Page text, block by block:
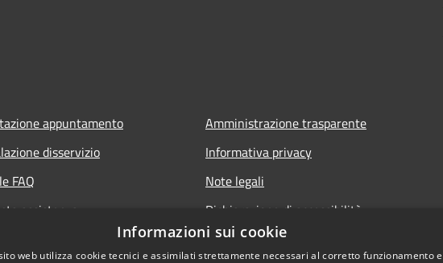
appuntamento
disservizio
FAQ
assistenza
Amministrazione trasparente
Informativa privacy
Note legali
Dichiarazione di accessibilità
Obiettivi accessibilità
Informazioni sui cookie
web utilizza cookie tecnici e assimilati strettamente necessari al corretto funzionamento e